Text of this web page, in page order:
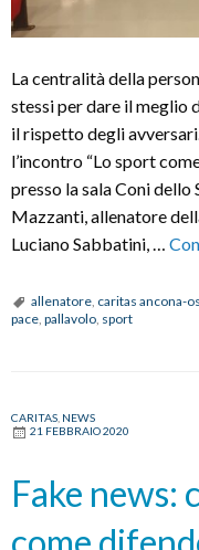
La centralità della
stessi per dare il meglio
il rispetto degli
l’incontro “Lo sport
presso la sala Coni
Mazzanti, allenatore
Luciano Sabbatini, …
allenatore, caritas ancona-
pace, pallavolo, sport
CARITAS NEWS
21 FEBBRAIO 2020
Fake news: